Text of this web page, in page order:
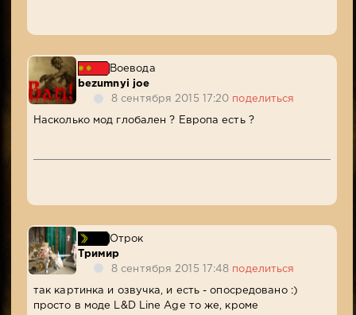
Воевода
bezumnyi joe
8 сентября 2015 17:20 поделиться
Насколько мод глобален ? Европа есть ?
Отрок
Тримир
8 сентября 2015 17:48 поделиться
так картинка и озвучка, и есть - опосредовано :)
просто в моде L&D Line Age то же, кроме